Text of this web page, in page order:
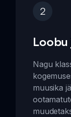
2
Loobu
Nagu
muusika